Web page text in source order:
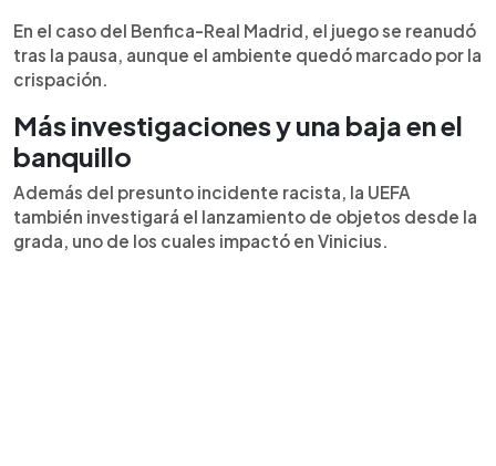
En el caso del Benfica-Real Madrid, el juego se reanudó
tras la pausa, aunque el ambiente quedó marcado por la
crispación.
Más investigaciones y una baja en el
banquillo
Además del presunto incidente racista, la UEFA
también investigará el lanzamiento de objetos desde la
grada, uno de los cuales impactó en Vinicius.